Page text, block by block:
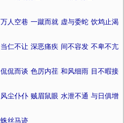
万人空巷 一蹴而就 虚与委蛇 饮鸩止渴
当仁不让 深恶痛疾 间不容发 不卑不亢
侃侃而谈 色厉内荏 和风细雨 目不暇接
风尘仆仆 贼眉鼠眼 水泄不通 与日俱增
蛛丝马迹